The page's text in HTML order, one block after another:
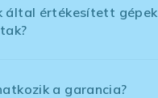
által értékesített gépek
a garancia?